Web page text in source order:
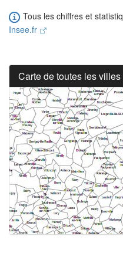
Tous les chiffres et
Insee.fr
Carte de toutes les